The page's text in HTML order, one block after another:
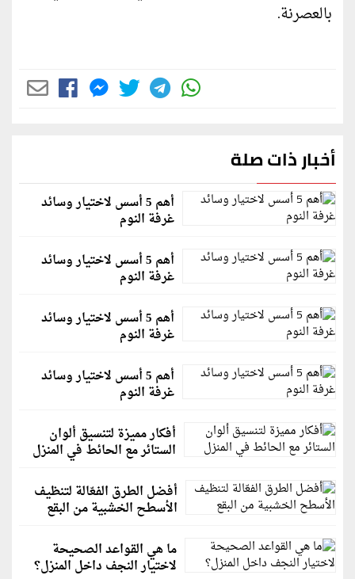
بالعصرنة.
أخبار ذات صلة
أهم 5 أسس لاختيار وسائد
غرفة النوم
أهم 5 أسس لاختيار وسائد
غرفة النوم
أهم 5 أسس لاختيار وسائد
غرفة النوم
أهم 5 أسس لاختيار وسائد
غرفة النوم
أفكار مميزة لتنسيق ألوان
الستائر مع الحائط في المنزل
أفضل الطرق الفعّالة لتنظيف
الأسطح الخشبية من البقع
ما هي القواعد الصحيحة
لاختيار النجف داخل المنزل؟